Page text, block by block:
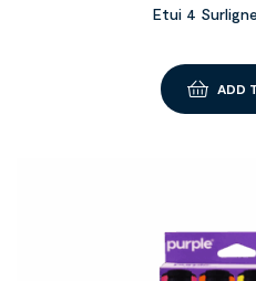
Etui 4
ADD